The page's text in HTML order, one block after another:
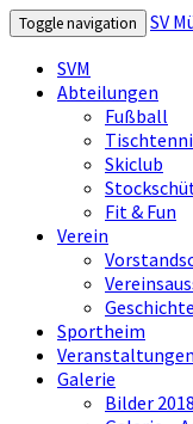
Toggle navigation
SV
SVM
Abteilungen
Fußball
Skiclub
Fit & Fun
Verein
Sportheim
Veranstaltungen
Galerie
Bilder 2018